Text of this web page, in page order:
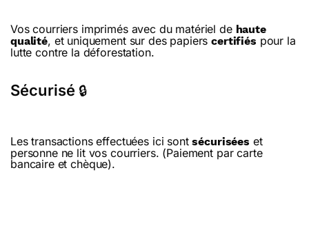
Vos courriers imprimés avec du matériel de haute
qualité, et uniquement sur des papierscertifiés pour la
lutte contre la déforestation.
Sécurisé 🔒
Les transactions effectuées ici sontsécurisées et
personne ne lit vos courriers. (Paiement par carte
bancaire et chèque).